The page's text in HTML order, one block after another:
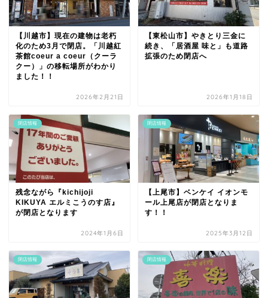
【川越市】現在の建物は老朽
化のため3月で閉店。「川越紅
茶館coeur a coeur（クーラ
クー）」の移転場所がわかり
ました！！
2026年2月21日
【東松山市】やきとり三金に
続き、「居酒屋 味と」も道路
拡張のため閉店へ
2026年1月18日
閉店情報
残念ながら『kichijoji
KIKUYA エルミこうのす店』
が閉店となります
2024年1月6日
閉店情報
【上尾市】ベンケイ イオンモ
ール上尾店が閉店となりま
す！！
2025年3月12日
閉店情報 閉店情報